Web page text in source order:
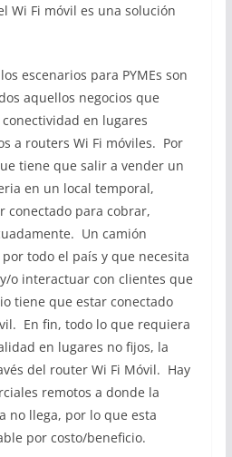
Wi Fi móvil es una solución
escenarios para PYMEs son
aquellos negocios que
en lugares
a routers Wi Fi móviles. Por
tiene que salir a vender un
en un local temporal,
conectado para cobrar,
Un camión
todo el país y que necesita
o interactuar con clientes que
tiene que estar conectado
En fin, todo lo que requiera
en lugares no fijos, la
del router Wi Fi Móvil. Hay
remotos a donde la
no llega, por lo que esta
por costo/beneficio.